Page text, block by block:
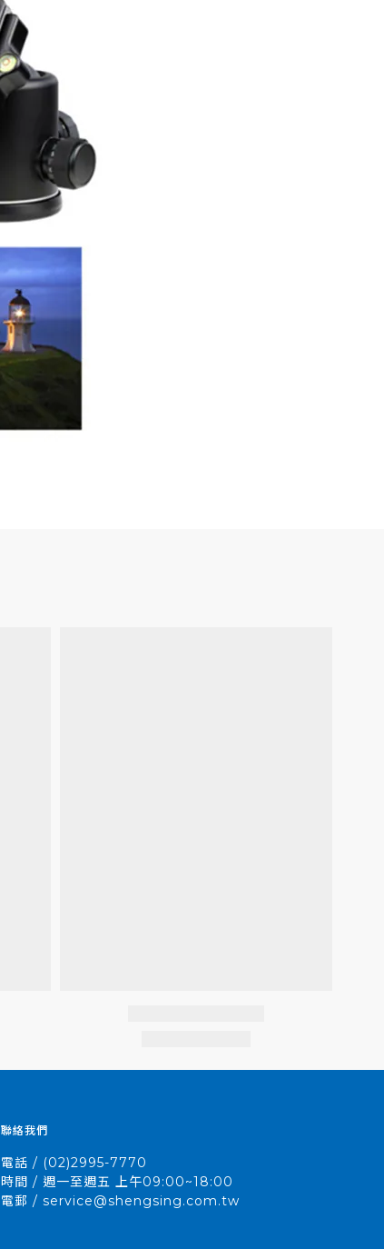
聯絡我們
電話 / (02)2995-7770
時間 / 週一至週五 上午09:00~18:00
電郵 / service@shengsing.com.tw